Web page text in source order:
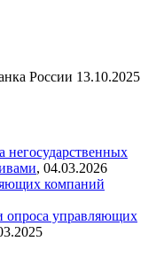
России 13.10.2025
, 04.03.2026
компаний
опроса управляющих